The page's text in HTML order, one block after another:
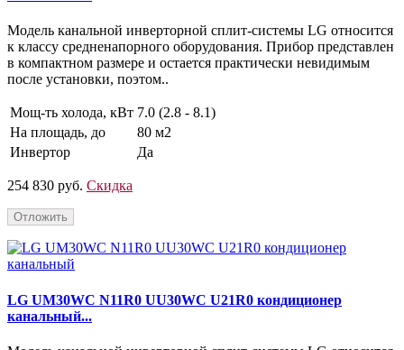
Модель канальной инверторной сплит-системы LG относится
к классу средненапорного оборудования. Прибор представлен
в компактном размере и остается практически невидимым
после установки, поэтом..
Мощ-ть холода, кВт 7.0 (2.8 - 8.1)
На площадь, до
80 м2
Инвертор
Да
254 830 руб. Скидка
Отложить
LG UM30WC N11R0 UU30WC U21R0 кондиционер
канальный...